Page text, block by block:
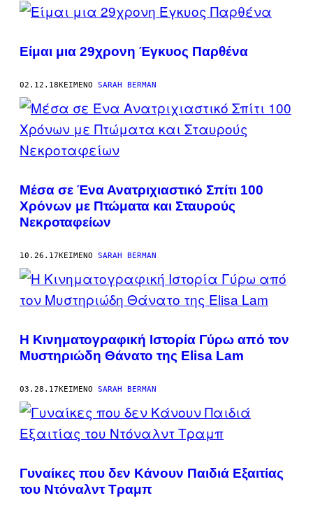
POSTS
THIS
AUTHOR
Είμαι μια 29χρονη Έγκυος Παρθένα
02.12.18ΚΕΊΜΕΝΟ SARAH BERMAN
Μέσα σε Ένα Ανατριχιαστικό Σπίτι 100
Xρόνων με Πτώματα και Σταυρούς
Νεκροταφείων
10.26.17ΚΕΊΜΕΝΟ SARAH BERMAN
H Κινηματογραφική Ιστορία Γύρω από τον
Μυστηριώδη Θάνατο της Elisa Lam
03.28.17ΚΕΊΜΕΝΟ SARAH BERMAN
Γυναίκες που δεν Κάνουν Παιδιά Εξαιτίας
του Ντόναλντ Τραμπ